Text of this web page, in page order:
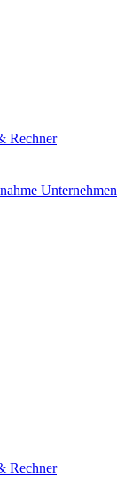
Rechner
Unternehmen
Rechner